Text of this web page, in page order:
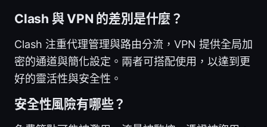
Clash 與 VPN 的差別是什麼？
Clash 注重代理管理與路由分流，VPN 提供全局加
密的通道與簡化設定。兩者可搭配使用，以達到更
好的靈活性與安全性。
安全性風險有哪些？